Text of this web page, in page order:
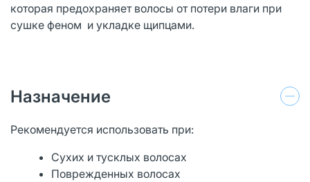
которая предохраняет волосы от потери влаги при
сушке феном и укладке щипцами.
Назначение
Рекомендуется использовать при:
Сухих и тусклых волосах
Поврежденных волосах